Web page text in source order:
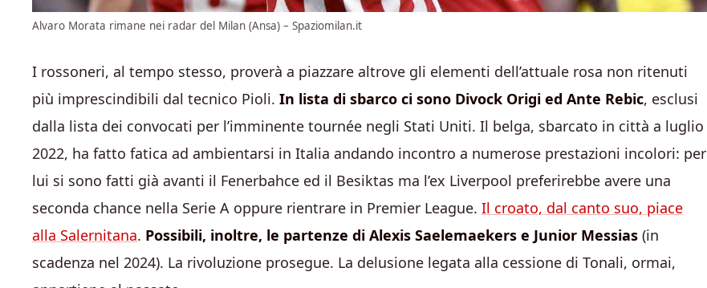
Alvaro Morata rimane nei radar del Milan (Ansa) – Spaziomilan.it
I rossoneri, al tempo stesso, proverà a piazzare altrove gli elementi dell’attuale rosa non ritenuti
più imprescindibili dal tecnico Pioli. In lista di sbarco ci sono Divock Origi ed Ante Rebic, esclusi
dalla lista dei convocati per l’imminente tournée negli Stati Uniti. Il belga, sbarcato in città a luglio
2022, ha fatto fatica ad ambientarsi in Italia andando incontro a numerose prestazioni incolori: per
lui si sono fatti già avanti il Fenerbahce ed il Besiktas ma l’ex Liverpool preferirebbe avere una
seconda chance nella Serie A oppure rientrare in Premier League. Il croato, dal canto suo, piace
alla Salernitana. Possibili, inoltre, le partenze di Alexis Saelemaekers e Junior Messias (in
scadenza nel 2024). La rivoluzione prosegue. La delusione legata alla cessione di Tonali, ormai,